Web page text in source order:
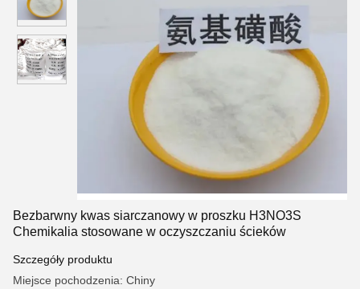
Bezbarwny kwas siarczanowy w proszku H3NO3S
Chemikalia stosowane w oczyszczaniu ścieków
Szczegóły produktu
Miejsce pochodzenia: Chiny